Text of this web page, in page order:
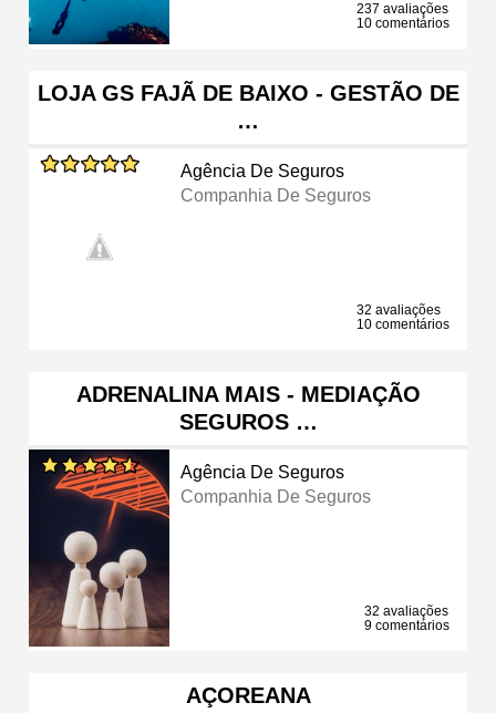
237 avaliações
10 comentários
LOJA GS FAJÃ DE BAIXO - GESTÃO DE
…
Agência De Seguros
Companhia De Seguros
32 avaliações
10 comentários
ADRENALINA MAIS - MEDIAÇÃO
SEGUROS …
Agência De Seguros
Companhia De Seguros
32 avaliações
9 comentários
AÇOREANA